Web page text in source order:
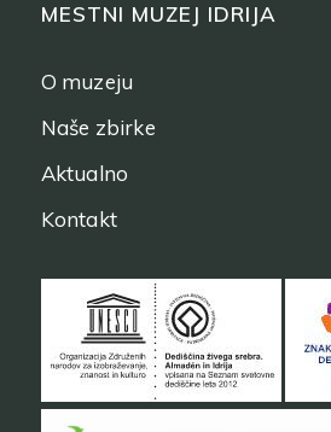
MESTNI MUZEJ IDRIJA
O muzeju
Naše zbirke
Aktualno
Kontakt